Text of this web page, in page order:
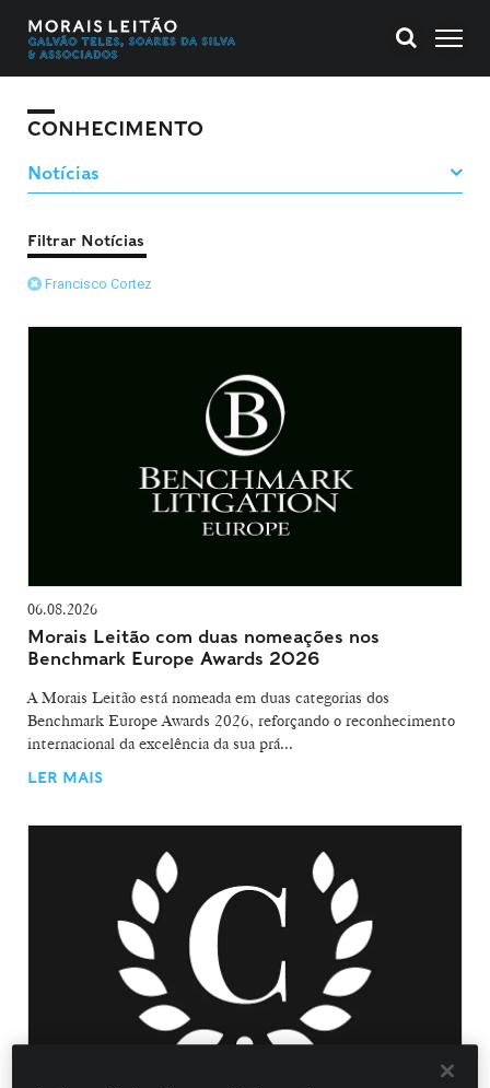
CONHECIMENTO
Filtrar Notícias
Francisco Cortez
06.08.2026
Morais Leitão com duas nomeações nos
Benchmark Europe Awards 2026
A Morais Leitão está nomeada em duas categorias dos
Benchmark Europe Awards 2026, reforçando o reconhecimento
internacional da excelência da sua prá...
LER MAIS